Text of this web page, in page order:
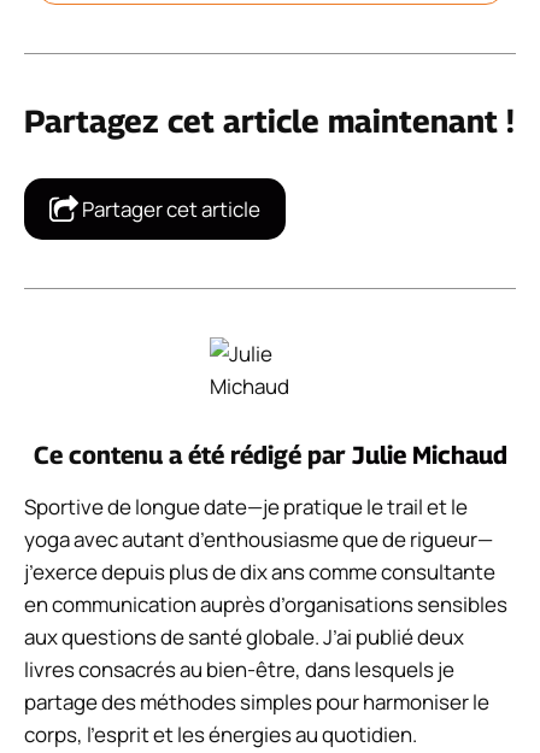
Partagez cet article maintenant !
Partager cet article
Ce contenu a été rédigé par Julie Michaud
Sportive de longue date—je pratique le trail et le
yoga avec autant d’enthousiasme que de rigueur—
j’exerce depuis plus de dix ans comme consultante
en communication auprès d’organisations sensibles
aux questions de santé globale. J’ai publié deux
livres consacrés au bien-être, dans lesquels je
partage des méthodes simples pour harmoniser le
corps, l’esprit et les énergies au quotidien.